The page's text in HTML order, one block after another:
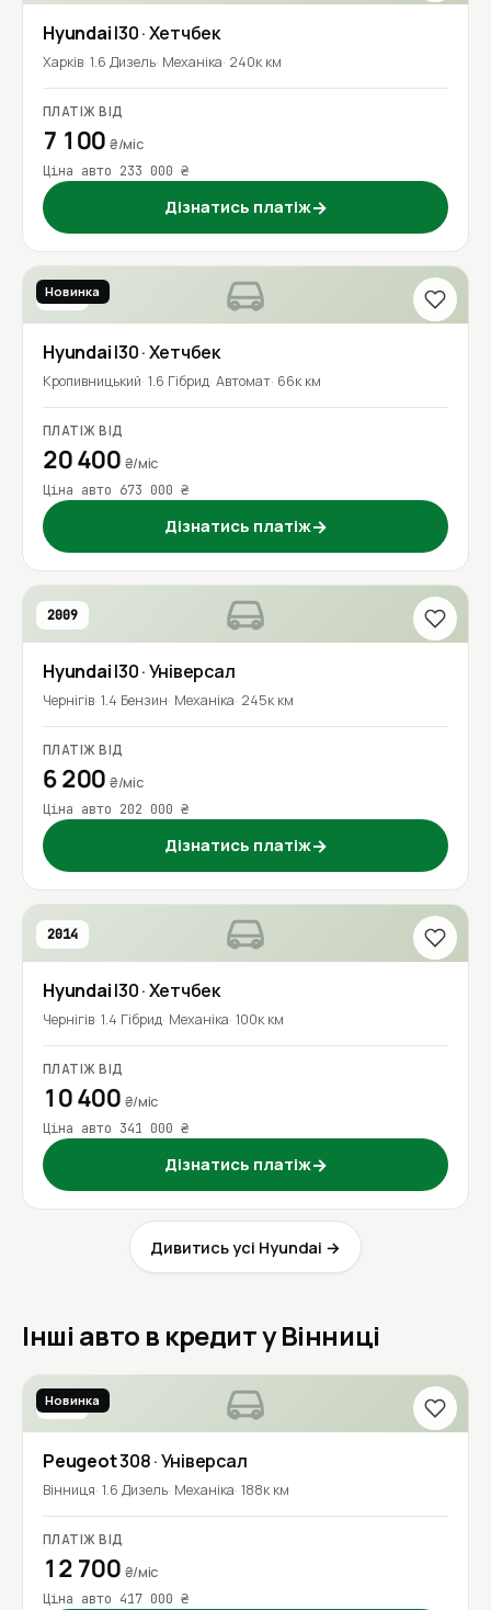
HyundaiI30· Хетчбек
Харків 1.6 Дизель Механіка 240к км
ПЛАТІЖ ВІД
7 100₴/міс
Ціна авто 233 000 ₴
Дізнатись платіж→
2019
Новинка
HyundaiI30· Хетчбек
Кропивницький 1.6 Гібрид Автомат 66к км
ПЛАТІЖ ВІД
20 400 ₴/міс
Ціна авто 673 000 ₴
Дізнатись платіж→
2009
HyundaiI30· Універсал
Чернігів 1.4 Бензин Механіка 245к км
ПЛАТІЖ ВІД
6 200₴/міс
Ціна авто 202 000 ₴
Дізнатись платіж→
2014
HyundaiI30· Хетчбек
Чернігів 1.4 Гібрид Механіка 100к км
ПЛАТІЖ ВІД
10 400 ₴/міс
Ціна авто 341 000 ₴
Дізнатись платіж→
Дивитись усі Hyundai →
Інші авто в кредит у Вінниці
2017
Новинка
Peugeot308· Універсал
Вінниця 1.6 Дизель Механіка 188к км
ПЛАТІЖ ВІД
12 700 ₴/міс
Ціна авто 417 000 ₴